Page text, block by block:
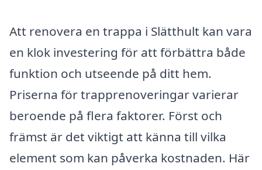
Att renovera en trappa i Slätthult kan vara
en klok investering för att förbättra både
funktion och utseende på ditt hem.
Priserna för trapprenoveringar varierar
beroende på flera faktorer. Först och
främst är det viktigt att känna till vilka
element som kan påverka kostnaden. Här